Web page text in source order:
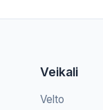
Veikali
Velto